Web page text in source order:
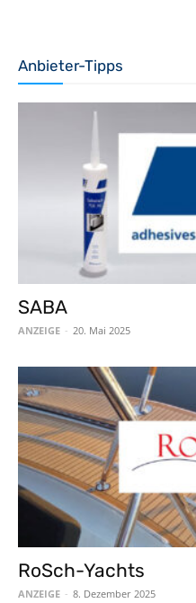
Anbieter-Tipps
SABA
ANZEIGE - 20. Mai 2025
RoSch-Yachts
ANZEIGE - 8. Dezember 2025